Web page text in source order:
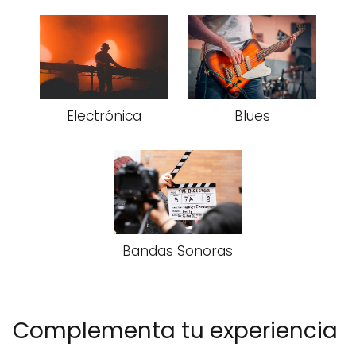
Electrónica Blues
Bandas Sonoras
Complementa tu experiencia